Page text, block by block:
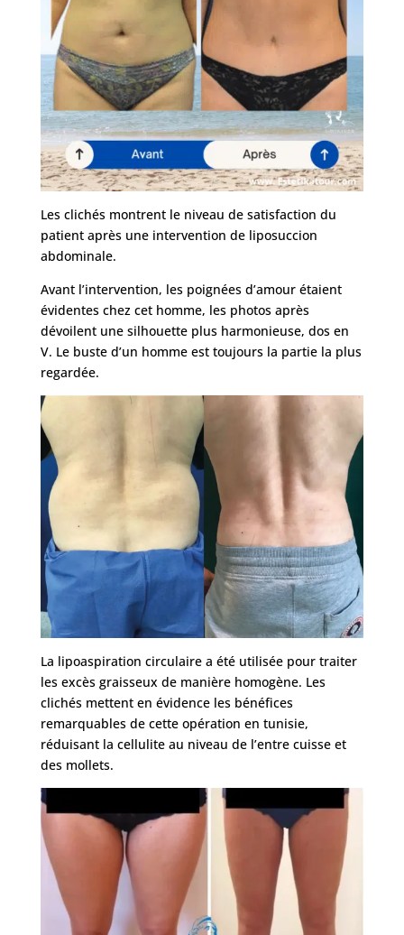
Les clichés montrent le niveau de satisfaction du
patient après une intervention de liposuccion
abdominale.
Avant l’intervention, les poignées d’amour étaient
évidentes chez cet homme, les photos après
dévoilent une silhouette plus harmonieuse, dos en
V. Le buste d’un homme est toujours la partie la plus
regardée.
La lipoaspiration circulaire a été utilisée pour traiter
les excès graisseux de manière homogène. Les
clichés mettent en évidence les bénéfices
remarquables de cette opération en tunisie,
réduisant la cellulite au niveau de l’entre cuisse et
des mollets.